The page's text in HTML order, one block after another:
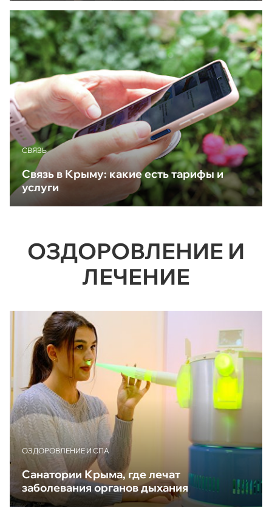
CВЯЗЬ
Связь в Крыму: какие есть тарифы и
услуги
ОЗДОРОВЛЕНИЕ И
ЛЕЧЕНИЕ
ОЗДОРОВЛЕНИЕ И СПА
Санатории Крыма, где лечат
заболевания органов дыхания